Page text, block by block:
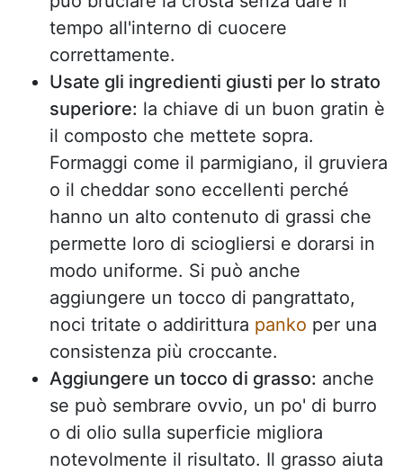
tempo all'interno di cuocere
correttamente.
Usate gli ingredienti giusti per lo strato
superiore: la chiave di un buon gratin è
il composto che mettete sopra.
Formaggi come il parmigiano, il gruviera
o il cheddar sono eccellenti perché
hanno un alto contenuto di grassi che
permette loro di sciogliersi e dorarsi in
modo uniforme. Si può anche
aggiungere un tocco di pangrattato,
noci tritate o addirittura panko per una
consistenza più croccante.
Aggiungere un tocco di grasso: anche
se può sembrare ovvio, un po' di burro
o di olio sulla superficie migliora
notevolmente il risultato. Il grasso aiuta